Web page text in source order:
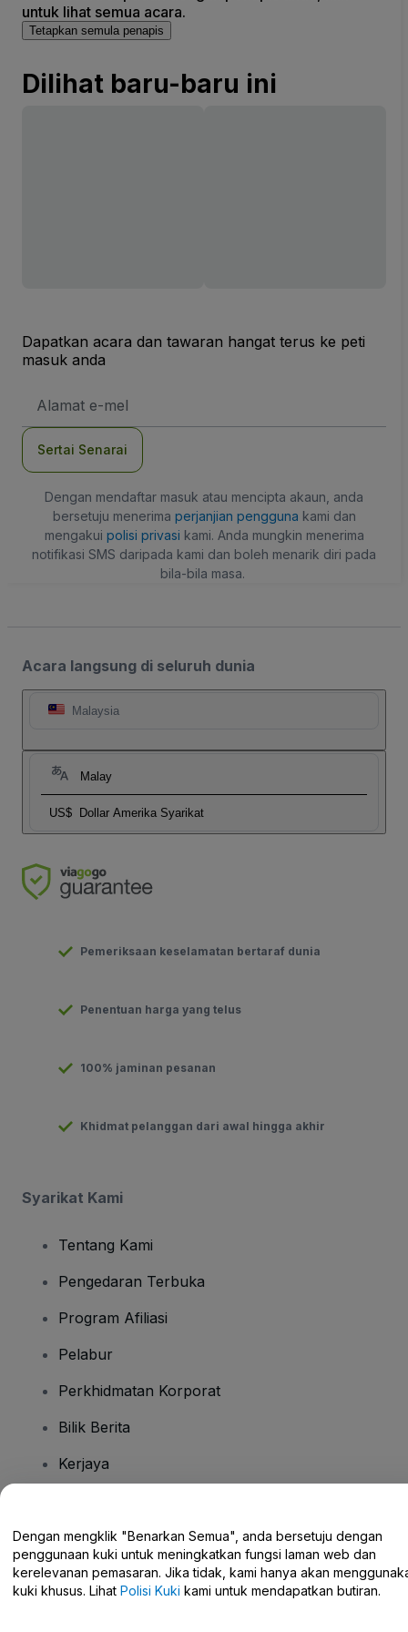
untuk lihat semua acara.
Tetapkan semula penapis
Dilihat baru-baru ini
Dapatkan acara dan tawaran hangat terus ke peti
masuk anda
E-
Sertai Senarai
Dengan mendaftar masuk atau mencipta akaun, anda
bersetuju menerima perjanjian pengguna kami dan
mengakui polisi privasi kami. Anda mungkin menerima
notifikasi SMS daripada kami dan boleh menarik diri pada
bila-bila masa.
Acara langsung di seluruh dunia
Malaysia
Malay
US$ Dollar Amerika Syarikat
Pemeriksaan keselamatan bertaraf dunia
Penentuan harga yang telus
100% jaminan pesanan
Khidmat pelanggan dari awal hingga akhir
Syarikat Kami
Tentang Kami
Pengedaran Terbuka
Program Afiliasi
Pelabur
Perkhidmatan Korporat
Bilik Berita
Kerjaya
Pusat Bantuan / Hubungi Kami
Dengan mengklik "Benarkan Semua", anda bersetuju dengan
penggunaan kuki untuk meningkatkan fungsi laman web dan
kerelevanan pemasaran. Jika tidak, kami hanya akan
kuki khusus. Lihat Polisi Kuki kami untuk mendapatkan butiran.